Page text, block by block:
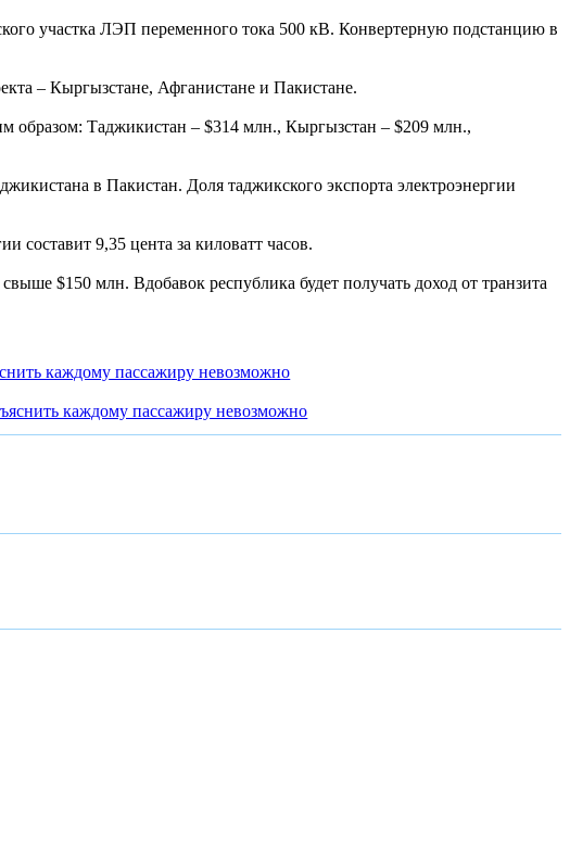
участка ЛЭП переменного тока 500 кВ. Конвертерную подстанцию в
– Кыргызстане, Афганистане и Пакистане.
образом: Таджикистан – $314 млн., Кыргызстан – $209 млн.,
в Пакистан. Доля таджикского экспорта электроэнергии
составит 9,35 цента за киловатт часов.
$150 млн. Вдобавок республика будет получать доход от транзита
каждому пассажиру невозможно